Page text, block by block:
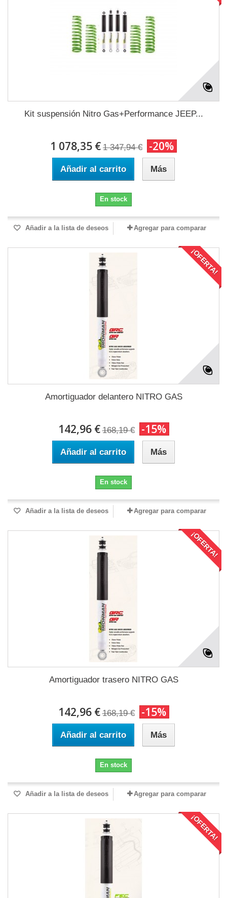
Kit suspensión Nitro Gas+Performance JEEP...
1 078,35 € 1 347,94 € -20%
Añadir al carrito Más
En stock
Añadir a la lista de deseos Agregar para comparar
¡OFERTA!
Amortiguador delantero NITRO GAS
142,96 € 168,19 € -15%
Añadir al carrito Más
En stock
Añadir a la lista de deseos Agregar para comparar
¡OFERTA!
Amortiguador trasero NITRO GAS
142,96 € 168,19 € -15%
Añadir al carrito Más
En stock
Añadir a la lista de deseos Agregar para comparar
¡OFERTA!